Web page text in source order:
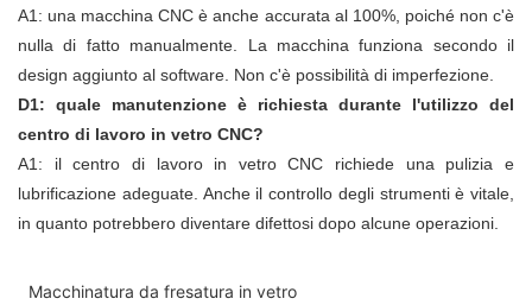
A1: una macchina CNC è anche accurata al 100%, poiché non c'è
nulla di fatto manualmente. La macchina funziona secondo il
design aggiunto al software. Non c'è possibilità di imperfezione.
D1: quale manutenzione è richiesta durante l'utilizzo del
centro di lavoro in vetro CNC?
A1: il centro di lavoro in vetro CNC richiede una pulizia e
lubrificazione adeguate. Anche il controllo degli strumenti è vitale,
in quanto potrebbero diventare difettosi dopo alcune operazioni.
Macchinatura da fresatura in vetro